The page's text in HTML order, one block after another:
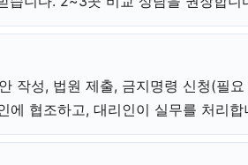
작성, 법원 제출, 금지명령 신청(필
에 협조하고, 대리인이 실무를 처리합